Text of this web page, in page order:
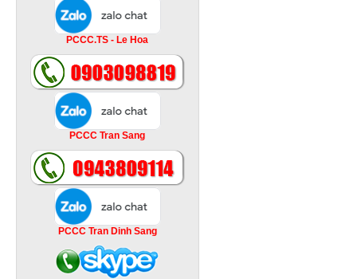
PCCC.TS - Le Hoa
PCCC Tran Sang
PCCC Tran Dinh Sang